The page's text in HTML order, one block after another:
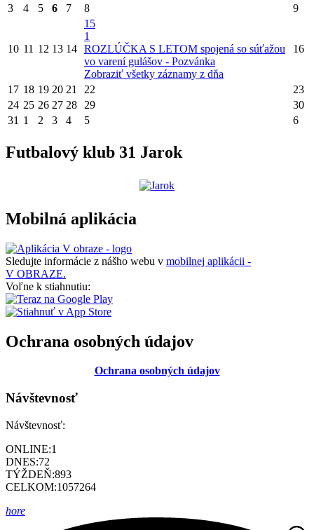
3 4 5 6 7 8 9
10 11 12 13 14
15
1
ROZLÚČKA S LETOM spojená so súťažou
vo varení gulášov - Pozvánka
Zobraziť všetky záznamy z dňa
16
17 18 19 20 21 22
23
24 25 26 27 28 29
30
31 1 2 3 4 5 6
Futbalový klub 31 Jarok
Mobilná aplikácia
Sledujte informácie z nášho webu v mobilnej aplikácii -
V OBRAZE.
Voľne k stiahnutiu:
Ochrana osobných údajov
Ochrana osobných údajov
Návštevnosť
Návštevnosť:
ONLINE:1
DNES:72
TÝŽDEŇ:893
CELKOM:1057264
hore